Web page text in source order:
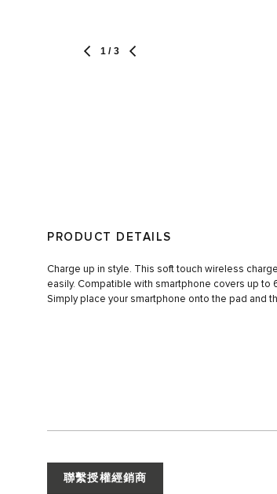
1 / 3
PRODUCT DETAILS
Charge up in style. This soft touch wireless
easily. Compatible with smartphone covers up to
Simply place your smartphone onto the pad and
聯繫授權經銷商